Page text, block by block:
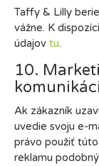
Taffy & Lilly
vážne. K
údajov tu.
10.
Ak zákazník
uvedie svoju e-
právo použiť túto
reklamu